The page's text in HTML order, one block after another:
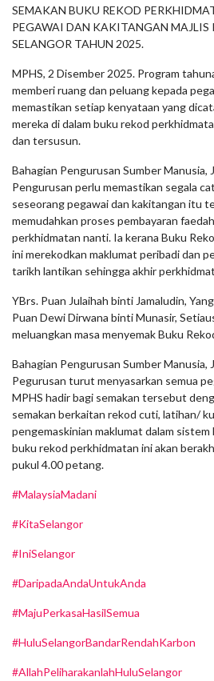
SEMAKAN BUKU REKOD
PEGAWAI DAN KAKITANGAN MAJLIS
SELANGOR TAHUN 2025.
MPHS, 2 Disember 2025. Program
memberi ruang dan peluang kepada
memastikan setiap kenyataan yang
mereka di dalam buku rekod
dan tersusun.
Bahagian Pengurusan Sumber Manusia,
Pengurusan perlu memastikan segala
seseorang pegawai dan kakitangan itu
memudahkan proses pembayaran
perkhidmatan nanti. Ia kerana Buku
ini merekodkan maklumat peribadi dan
tarikh lantikan sehingga akhir
YBrs. Puan Julaihah binti Jamaludin,
Puan Dewi Dirwana binti Munasir,
meluangkan masa menyemak Buku
Bahagian Pengurusan Sumber Manusia,
Pegurusan turut menyasarkan semua
MPHS hadir bagi semakan tersebut
semakan berkaitan rekod cuti, latihan/
pengemaskinian maklumat dalam sistem
buku rekod perkhidmatan ini akan
pukul 4.00 petang.
#MalaysiaMadani
#KitaSelangor
#IniSelangor
#DaripadaAndaUntukAnda
#MajuPerkasaHasilSemua
#HuluSelangorBandarRendahKarbon
#AllahPeliharakanlahHuluSelangor